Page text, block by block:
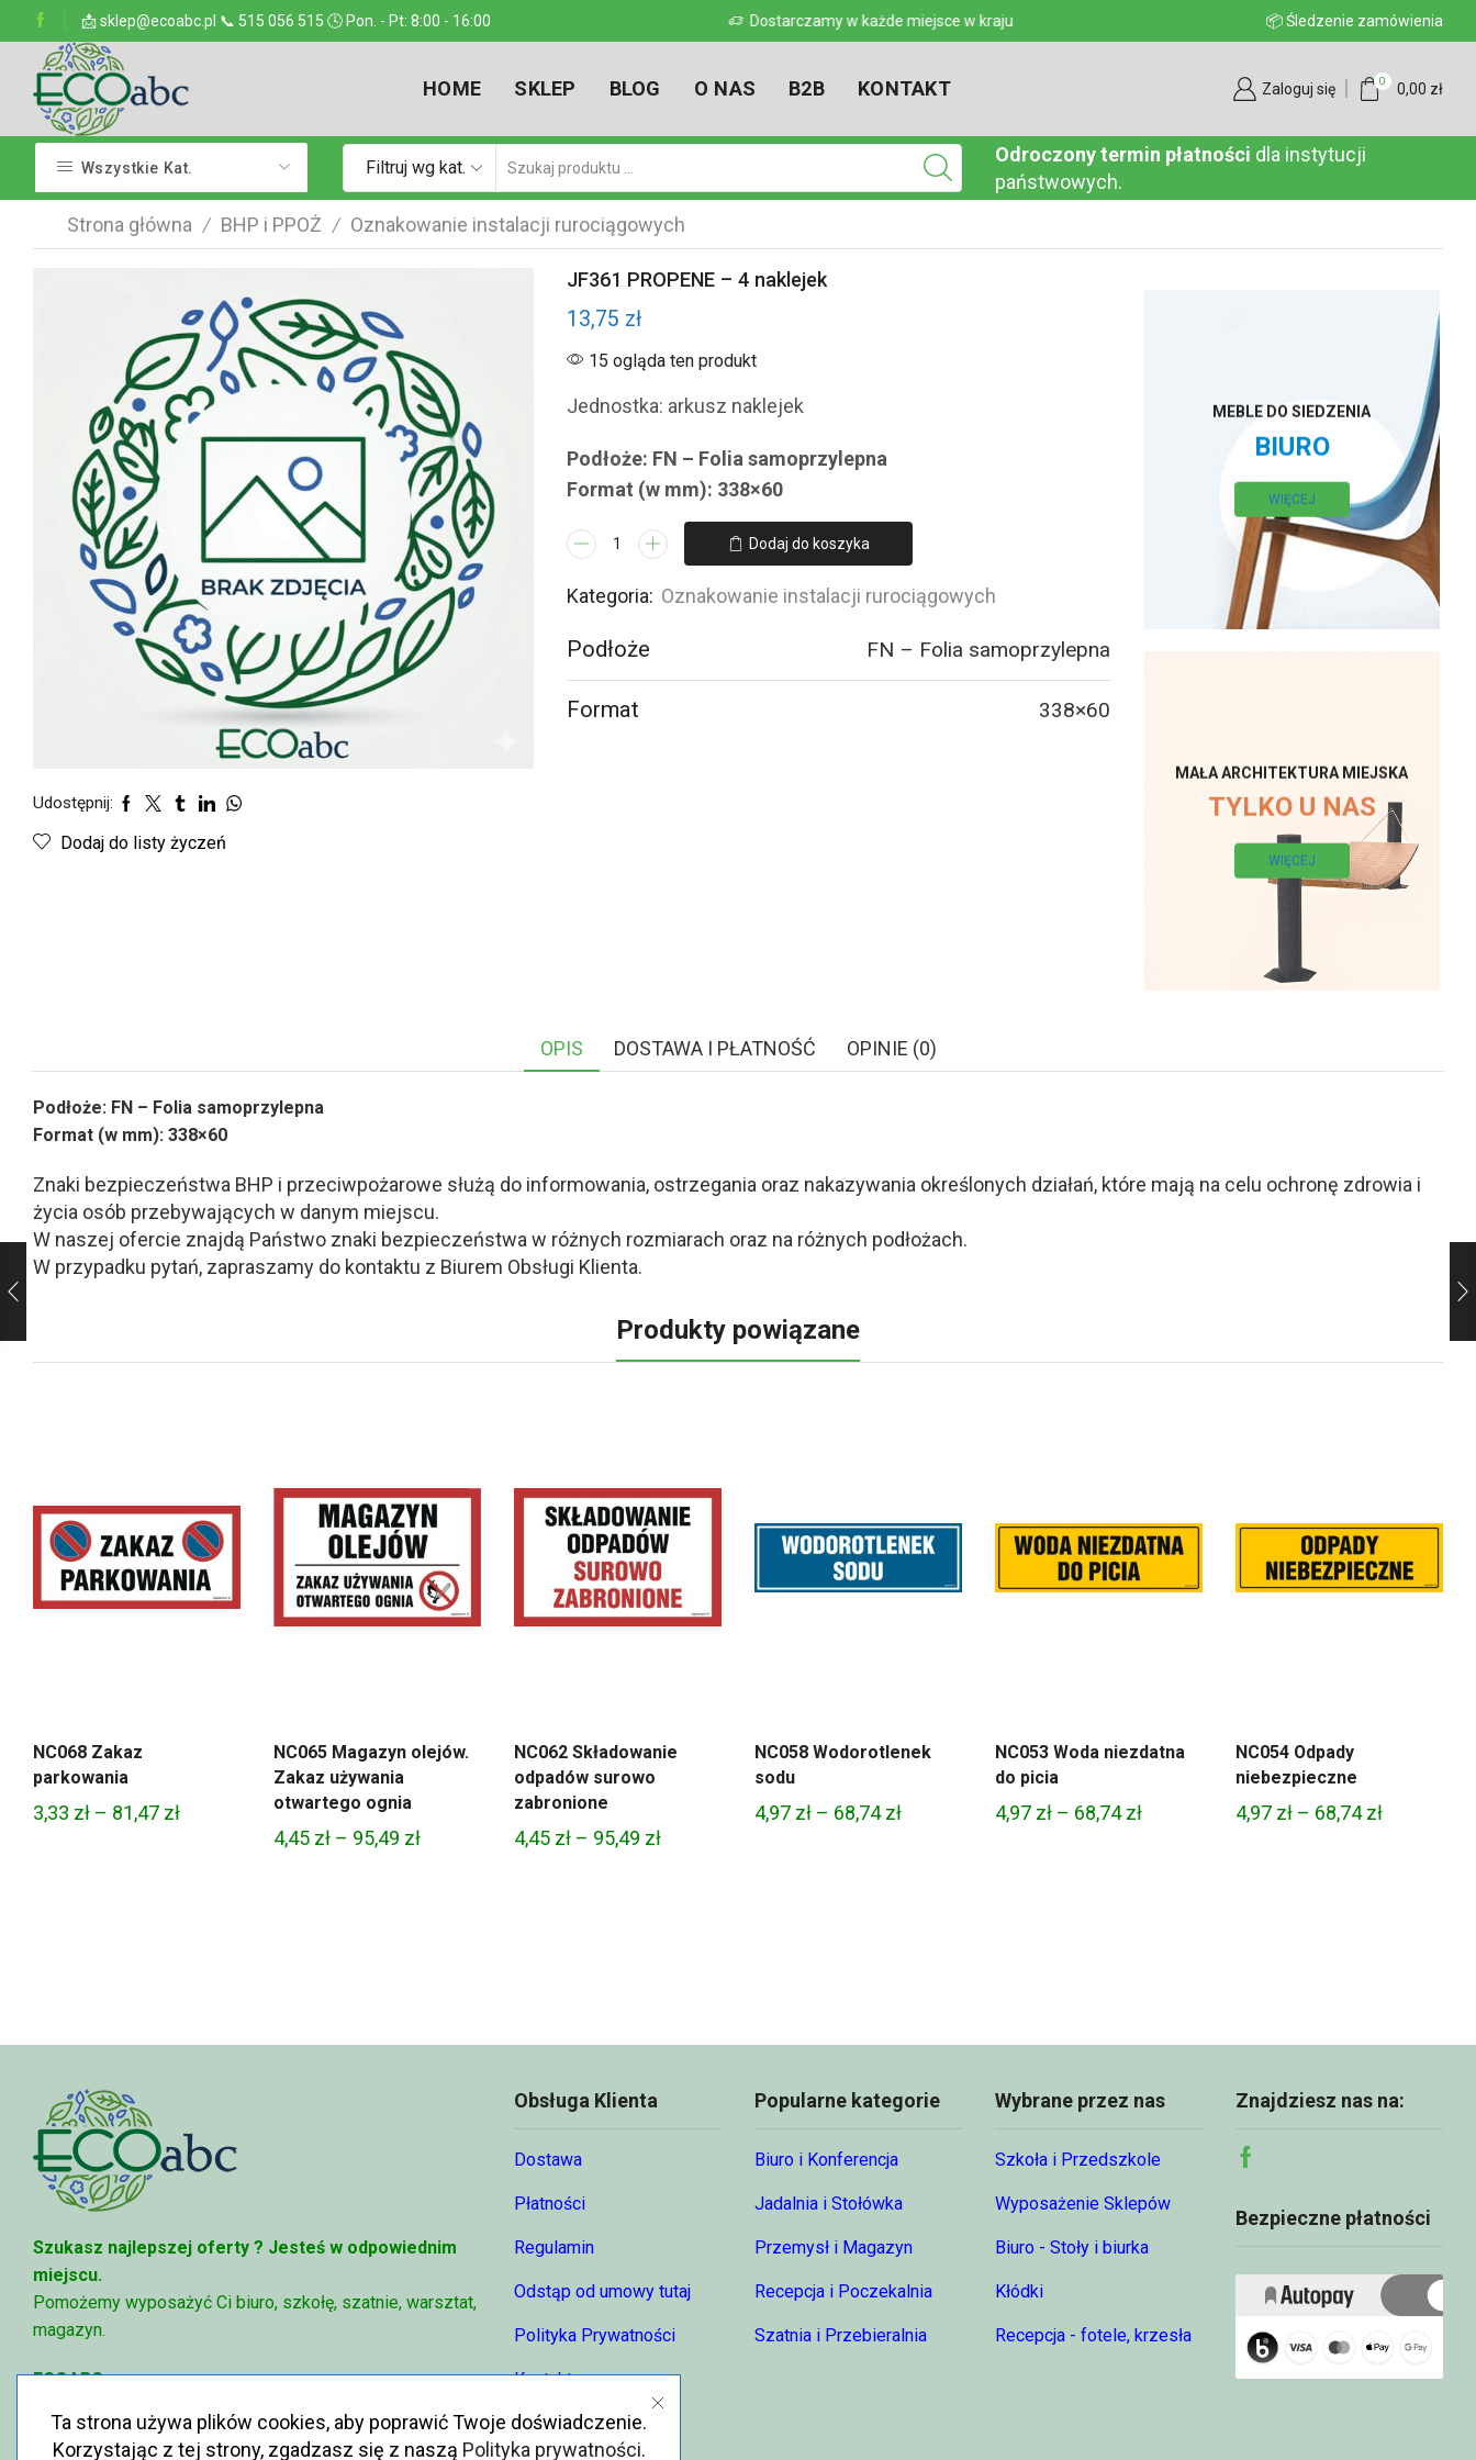
📩 sklep@ecoabc.pl 📞 515 056 515 🕓 Pon. - Pt: 8:00 - 16:00
w kraju Dostarczamy w każde miejsce w kraju Dostarczamy w każde miejsce w kraju 📦 Śledzenie zamówienia
HOME SKLEP BLOG O NAS B2B KONTAKT Zaloguj się 0 0,00 zł
Wszystkie Kat. Filtruj wg kat.
wyszukiwania
Odroczony termin płatności dla instytucji
państwowych.
Strona główna / BHP i PPOŻ / Oznakowanie instalacji rurociągowych
Udostępnij:
Dodaj do listy życzeń
JF361 PROPENE – 4 naklejek
13,75 zł
15 ogląda ten produkt
Jednostka: arkusz naklejek
Podłoże: FN – Folia samoprzylepna
Format (w mm): 338×60
ilość
PROPENE
4
naklejek
Dodaj do koszyka
Kategoria: Oznakowanie instalacji rurociągowych
Podłoże FN – Folia samoprzylepna
Format 338×60
MEBLE DO SIEDZENIA
BIURO
WIĘCEJ
MAŁA ARCHITEKTURA MIEJSKA
TYLKO U NAS
WIĘCEJ
OPIS DOSTAWA I PŁATNOŚĆ OPINIE (0)
Podłoże: FN – Folia samoprzylepna
Format (w mm): 338×60
Znaki bezpieczeństwa BHP i przeciwpożarowe służą do informowania, ostrzegania oraz nakazywania określonych działań, które mają na celu ochronę zdrowia i
życia osób przebywających w danym miejscu.
W naszej ofercie znajdą Państwo znaki bezpieczeństwa w różnych rozmiarach oraz na różnych podłożach.
W przypadku pytań, zapraszamy do kontaktu z Biurem Obsługi Klienta.
Produkty powiązane
NC068 Zakaz
parkowania
3,33 zł – 81,47 złZakres
NC065 Magazyn olejów.
Zakaz używania
otwartego ognia
4,45 zł – 95,49 złZakres
NC062 Składowanie
odpadów surowo
zabronione
4,45 zł – 95,49 złZakres
NC058 Wodorotlenek
sodu
4,97 zł – 68,74złZakres
NC053 Woda niezdatna
do picia
4,97 zł – 68,74złZakres
NC054 Odpady
niebezpieczne
4,97 zł – 68,74złZakres
Szukasz najlepszej oferty ? Jesteś w odpowiednim
miejscu.
Pomożemy wyposażyć Ci biuro, szkołę, szatnie, warsztat,
magazyn.
ECOABC
515-056-515
Obsługa Klienta
Dostawa
Płatności
Regulamin
Odstąp od umowy tutaj
Polityka Prywatności
Kontakt
O nas
Popularne kategorie
Biuro i Konferencja
Jadalnia i Stołówka
Przemysł i Magazyn
Recepcja i Poczekalnia
Szatnia i Przebieralnia
Wybrane przez nas
Szkoła i Przedszkole
Wyposażenie Sklepów
Biuro - Stoły i biurka
Kłódki
Recepcja - fotele, krzesła
Znajdziesz nas na:
Facebook
Bezpieczne płatności
Ta strona używa plików cookies, aby poprawić Twoje doświadczenie.
Korzystając z tej strony, zgadzasz się z naszą Polityka prywatności.